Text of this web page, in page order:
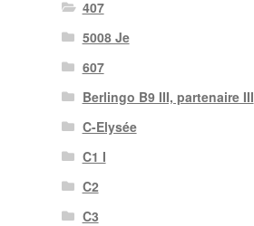
407
5008 Je
607
Berlingo B9 III, partenaire III
C-Elysée
C1 I
C2
C3